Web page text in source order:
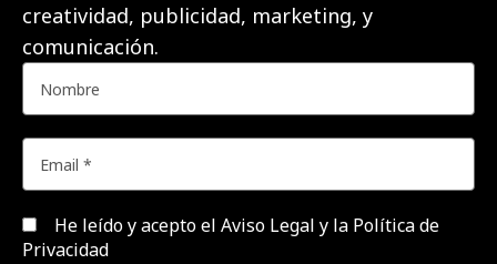
creatividad, publicidad, marketing, y
comunicación.
He leído y acepto el Aviso Legal y la Política de
Privacidad